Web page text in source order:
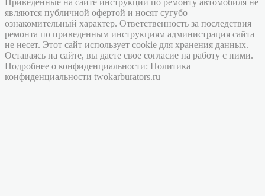
Приведенные на сайте инструкции по ремонту автомобиля не
являются публичной офертой и носят сугубо
ознакомительный характер. Ответственность за последствия
ремонта по приведенным инструкциям администрация сайта
не несет. Этот сайт использует cookie для хранения данных.
Оставаясь на сайте, вы даете свое согласие на работу с ними.
Подробнее о конфиденциальности: Политика
конфиденциальности twokarburators.ru